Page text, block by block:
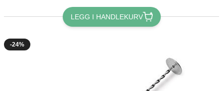
LEGG I HANDLEKURV
-24%